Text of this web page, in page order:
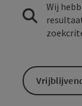
Wij